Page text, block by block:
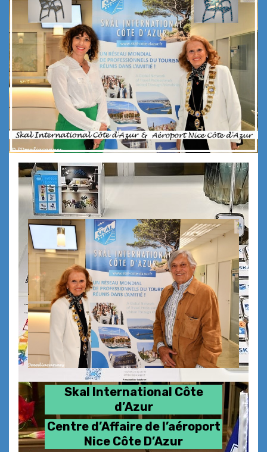
Skal International Côte
d’Azur
Centre d’Affaire de l’aéroport
Nice Côte D’Azur